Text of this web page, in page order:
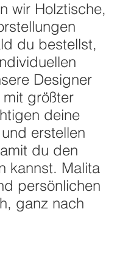
wir Holztische,
du bestellst,
Designer
größter
deine
erstellen
du den
kannst. Malita
persönlichen
ganz nach